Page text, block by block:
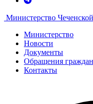
Министерство
Министерство
Новости
Документы
Обращения граждан
Контакты